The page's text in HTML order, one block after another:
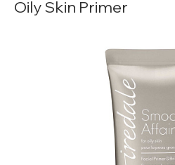
Oily Skin Primer